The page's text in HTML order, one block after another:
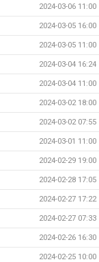
2024-03-06 11:00
2024-03-05 16:00
2024-03-05 11:00
2024-03-04 16:24
2024-03-04 11:00
2024-03-02 18:00
2024-03-02 07:55
2024-03-01 11:00
2024-02-29 19:00
2024-02-28 17:05
2024-02-27 17:22
2024-02-27 07:33
2024-02-26 16:30
2024-02-25 10:00